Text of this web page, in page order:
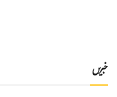
خبریں